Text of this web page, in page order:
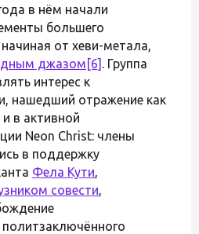
в нём начали
большего
от хеви-метала,
джазом [6] . Группа
интерес к
нашедший отражение как
и в активной
Neon Christ: члены
в поддержку
Фела Кути,
совести,